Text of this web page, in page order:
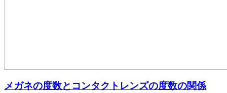
メガネの度数とコンタクトレンズの度数の関係